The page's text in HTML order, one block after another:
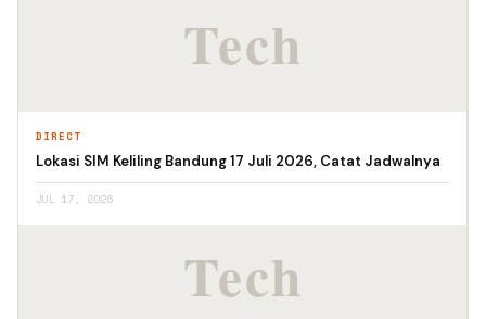
DIRECT
Lokasi SIM Keliling Bandung 17 Juli 2026, Catat Jadwalnya
JUL 17, 2026